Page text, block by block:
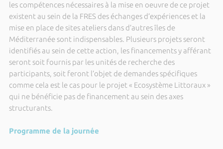
les compétences nécessaires à la mise en oeuvre de ce projet
existent au sein de la FRES des échanges d’expériences et la
mise en place de sites ateliers dans d’autres îles de
Méditerranée sont indispensables. Plusieurs projets seront
identifiés au sein de cette action, les financements y afférant
seront soit fournis par les unités de recherche des
participants, soit feront l’objet de demandes spécifiques
comme cela est le cas pour le projet « Ecosystème Littoraux »
qui ne bénéficie pas de financement au sein des axes
structurants.
Programme de la journée